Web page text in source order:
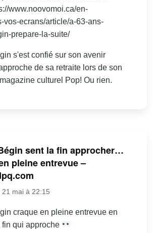
www.noovomoi.ca/en-
vos-ecrans/article/a-63-ans-
prepare-la-suite/
s'est confié sur son avenir
de sa retraite lors de son
culturel Pop! Ou rien.
sent la fin approcher…
pleine entrevue –
21 mai à 22:15
craque en pleine entrevue en
fin qui approche